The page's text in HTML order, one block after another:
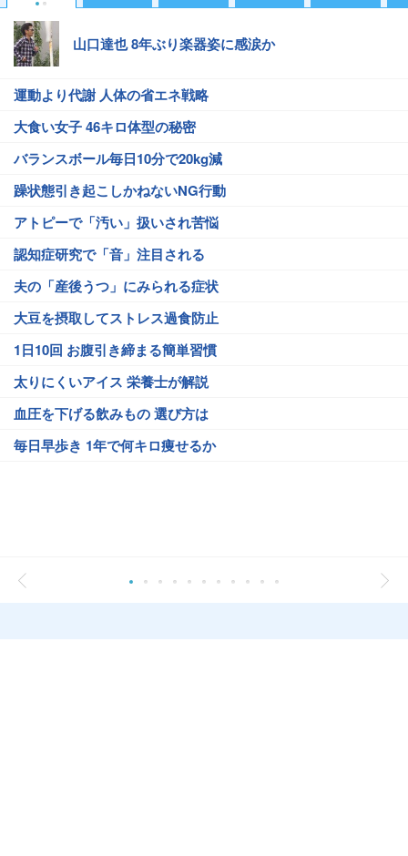
山口達也 8年ぶり楽器姿に感涙か
運動より代謝 人体の省エネ戦略
大食い女子 46キロ体型の秘密
バランスボール毎日10分で20kg減
躁状態引き起こしかねないNG行動
アトピーで「汚い」扱いされ苦悩
認知症研究で「音」注目される
夫の「産後うつ」にみられる症状
大豆を摂取してストレス過食防止
1日10回 お腹引き締まる簡単習慣
太りにくいアイス 栄養士が解説
血圧を下げる飲みもの 選び方は
毎日早歩き 1年で何キロ痩せるか